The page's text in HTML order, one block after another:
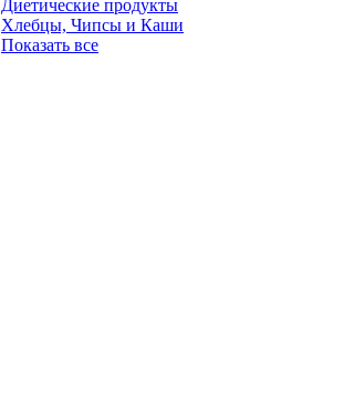
Диетические продукты
Хлебцы, Чипсы и Каши
Показать все